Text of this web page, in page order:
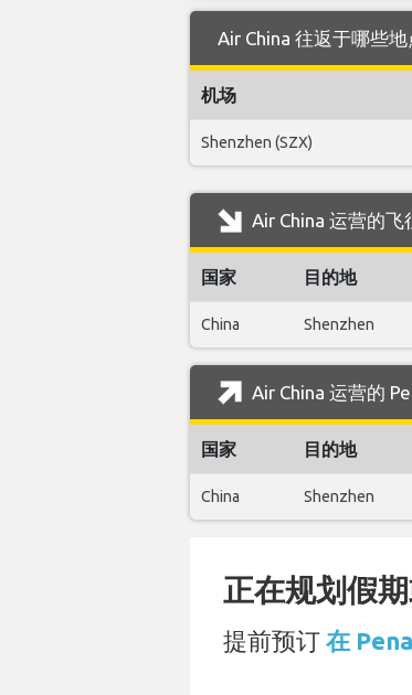
Air China 往返于哪些
机场
Shenzhen (SZX)
Air China 运营的
国家 目的地
China Shenzhen
Air China 运营的
国家 目的地
China Shenzhen
正在规划假
提前预订 在